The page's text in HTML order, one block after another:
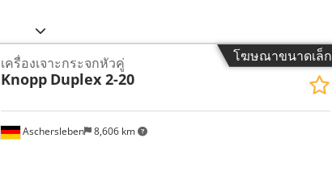
โฆษณาขนาดเล็ก
Aschersleben 8,606 km
เครื่องเจาะกระจกหัวคู่
Knopp Duplex 2-20